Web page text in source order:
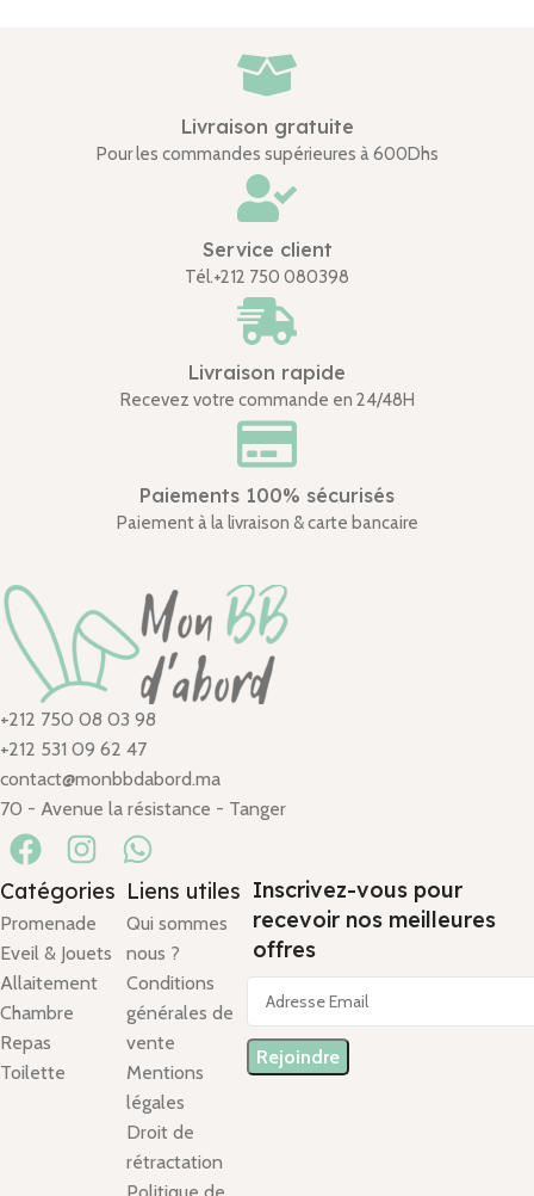
Livraison gratuite
Pour les commandes supérieures à 600Dhs
Service client
Tél.+212 750 080398
Livraison rapide
Recevez votre commande en 24/48H
Paiements 100% sécurisés
Paiement à la livraison & carte bancaire
+212 750 08 03 98
+212 531 09 62 47
contact@monbbdabord.ma
70 - Avenue la résistance - Tanger
Catégories
Promenade
Eveil & Jouets
Allaitement
Chambre
Repas
Toilette
Liens utiles
Qui sommes
nous ?
Conditions
générales de
vente
Mentions
légales
Droit de
rétractation
Inscrivez-vous pour
recevoir nos meilleures
offres